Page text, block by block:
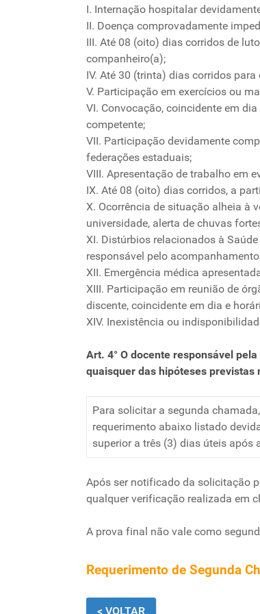
I. Internação hospitalar
II. Doença comprovadamente
III. Até 08 (oito) dias corridos de
companheiro(a);
IV. Até 30 (trinta) dias corridos
V. Participação em exercícios ou
VI. Convocação, coincidente em
competente;
VII. Participação devidamente
federações estaduais;
VIII. Apresentação de trabalho em
IX. Até 08 (oito) dias corridos, a
X. Ocorrência de situação alheia à
universidade, alerta de chuvas
XI. Distúrbios relacionados à
responsável pelo
XII. Emergência médica
XIII. Participação em reunião de
discente, coincidente em dia e
XIV. Inexistência ou
Art. 4° O docente responsável
quaisquer das hipóteses previstas
Para solicitar a segunda
requerimento abaixo listado
superior a três (3) dias úteis
Após ser notificado da solicitação
qualquer verificação realizada em
A prova final não vale como
Requerimento de Segunda
< VOLTAR